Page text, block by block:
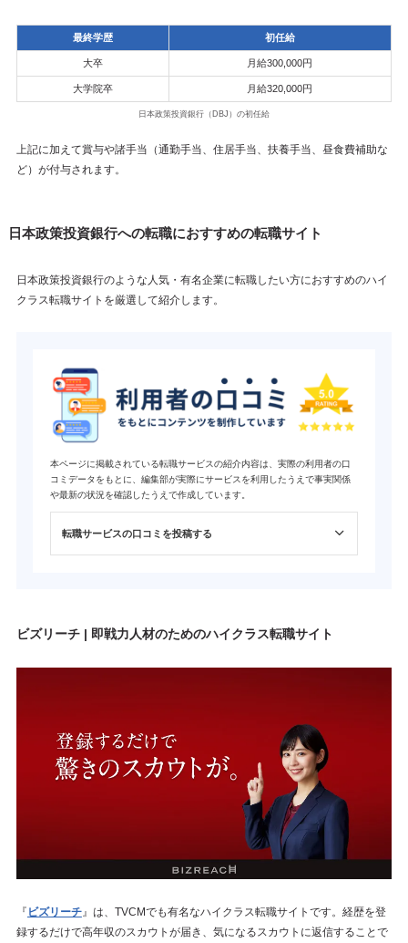
最終学歴 初任給
大卒 月給300,000円
大学院卒 月給320,000円
日本政策投資銀行（DBJ）の初任給
上記に加えて賞与や諸手当（通勤手当、住居手当、扶養手当、昼食費補助な
ど）が付与されます。
日本政策投資銀行への転職におすすめの転職サイト
日本政策投資銀行のような人気・有名企業に転職したい方におすすめのハイ
クラス転職サイトを厳選して紹介します。
本ページに掲載されている転職サービスの紹介内容は、実際の利用者の口
コミデータをもとに、編集部が実際にサービスを利用したうえで事実関係
や最新の状況を確認したうえで作成しています。
転職サービスの口コミを投稿する
ビズリーチ | 即戦力人材のためのハイクラス転職サイト
『 ビズリーチ』は、TVCMでも有名なハイクラス転職サイトです。経歴を登
録するだけで高年収のスカウトが届き、気になるスカウトに返信することで